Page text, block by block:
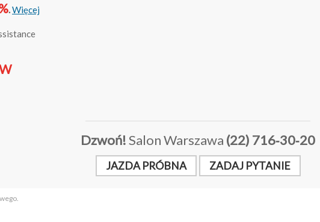
.Więcej
Dzwoń!Salon Warszawa (22) 716‑30‑20
JAZDA PRÓBNA ZADAJ PYTANIE